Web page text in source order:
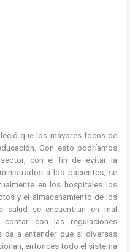
que los mayores focos de
Con esto podríamos
con el fin de evitar la
a los pacientes, se
en los hospitales los
y el almacenamiento de los
se encuentran en mal
con las regulaciones
da a entender que si diversas
entonces todo el sistema